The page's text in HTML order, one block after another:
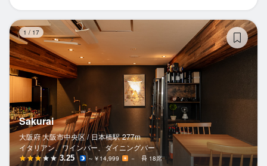
1 / 17
Sakurai
大阪府 大阪市中央区 / 日本橋駅 277m
イタリアン、ワインバー、ダイニングバー
3.25 ～￥14,999 － 18席